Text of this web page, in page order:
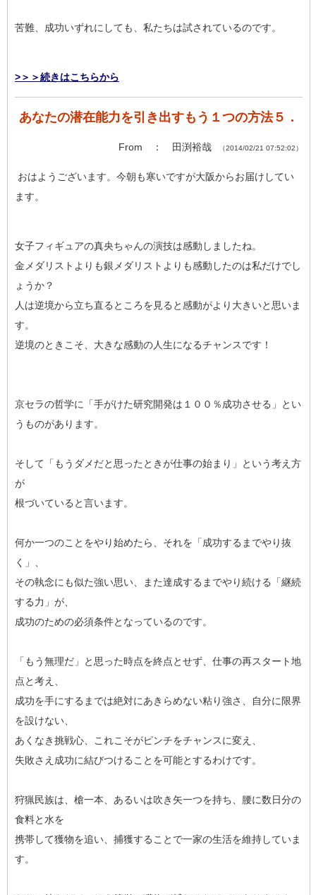
苦難、成功いずれにしても、私たちは試されているのです。
>＞＞続きはこちらから
あなたの潜在能力を引き出すもう１つの方法５．
From ： 田渕裕哉 （2014/02/21 07:52:02）
おはようございます。今朝も寒いですが大阪からお届けしてい
ます。
女子フィギュアの真央ちゃんの演技は感動しましたね。
金メダリストよりも銀メダリストよりも感動したのは私だけでし
ょうか？
人は逆境から立ち直るところを見ると感動がより大きいと思いま
す。
逆境のときこそ、大きな感動の人生になるチャンスです！
京セラの哲学に「手がけた研究開発は１００％成功させる」とい
うものがあります。
そして「もうダメだと思ったときが仕事の始まり」という考え方
が
根づいていると言います。
何か一つのことをやり始めたら、それを「成功するまでやり抜
く」、
その執念にも似た強い思い、また達成するまでやり続ける「継続
する力」が、
成功のための必須条件となっているのです。
「もう無理だ」と思った時点を終点とせず、仕事の再スタート地
点と考え、
成功を手にするまでは絶対にあきらめない粘り強さ、自分に限界
を設けない、
あくなき挑戦心、これこそがピンチをチャンスに変え、
失敗さえ成功に結びつけることを可能とするわけです。
狩猟民族は、槍一本、あるいは吹き矢一つを持ち、腰に数日分の
食料と水を
携帯して獲物を追い、捕獲することで一家の生活を維持していま
す。